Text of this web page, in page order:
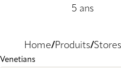
5 ans
Home Produits
Venetians